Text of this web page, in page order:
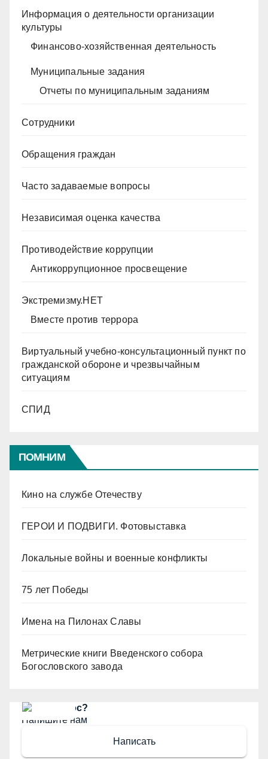
Информация о деятельности организации
культуры
Финансово-хозяйственная деятельность
Муниципальные задания
Отчеты по муниципальным заданиям
Сотрудники
Обращения граждан
Часто задаваемые вопросы
Независимая оценка качества
Противодействие коррупции
Антикоррупционное просвещение
Экстремизму.НЕТ
Вместе против террора
Виртуальный учебно-консультационный пункт по
гражданской обороне и чрезвычайным
ситуациям
СПИД
ПОМНИМ
Кино на службе Отечеству
ГЕРОИ И ПОДВИГИ. Фотовыставка
Локальные войны и военные конфликты
75 лет Победы
Имена на Пилонах Славы
Метрические книги Введенского собора
Богословского завода
Есть вопрос?
Напишите нам
Написать